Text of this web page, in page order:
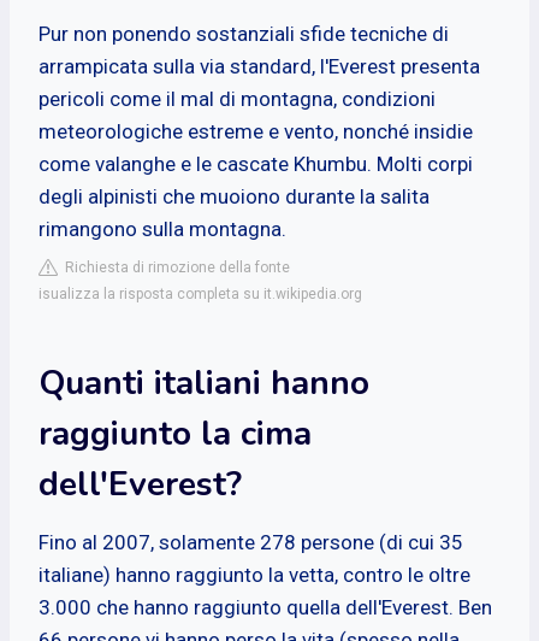
Pur non ponendo sostanziali sfide tecniche di
arrampicata sulla via standard, l'Everest presenta
pericoli come il mal di montagna, condizioni
meteorologiche estreme e vento, nonché insidie
come valanghe e le cascate Khumbu. Molti corpi
degli alpinisti che muoiono durante la salita
rimangono sulla montagna.
Richiesta di rimozione della fonte
isualizza la risposta completa su it.wikipedia.org
Quanti italiani hanno
raggiunto la cima
dell'Everest?
Fino al 2007, solamente 278 persone (di cui 35
italiane) hanno raggiunto la vetta, contro le oltre
3.000 che hanno raggiunto quella dell'Everest. Ben